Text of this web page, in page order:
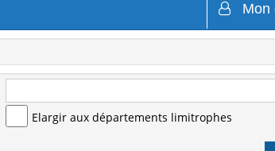
Mon
Elargir aux départements limitrophes